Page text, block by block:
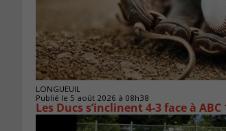
LONGUEUIL
Publié le 5 août 2026 à 08h38
Les Ducs s’inclinent 4‑3 face à